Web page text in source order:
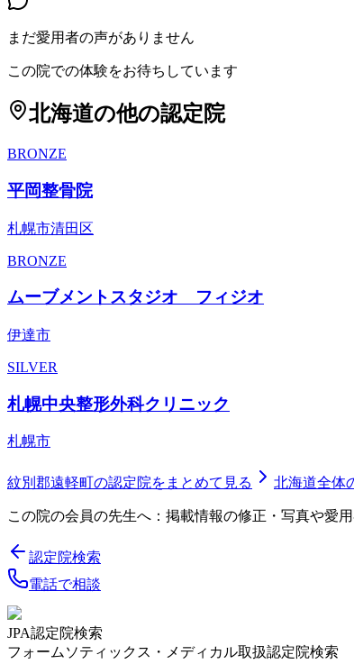
まだ愛用者の声がありません
この院での体験をお待ちしています
北海道の他の認定院
BRONZE
平岡整骨院
札幌市清田区
BRONZE
ムーブメントスタジオ フィジオ
伊達市
SILVER
札幌中央整形外科クリニック
札幌市
紋別郡遠軽町の認定院をまとめて見る 北海道全体
この院の会員の先生へ：掲載情報の修正・写真や愛
認定院検索
電話で相談
JPA認定院検索
フォームソティックス・メディカル取扱認定院検索